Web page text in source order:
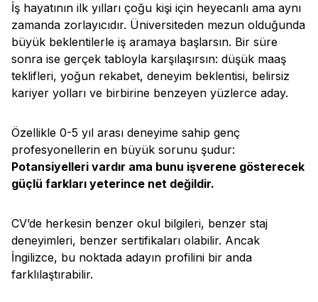
İş hayatının ilk yılları çoğu kişi için heyecanlı ama aynı
zamanda zorlayıcıdır. Üniversiteden mezun olduğunda
büyük beklentilerle iş aramaya başlarsın. Bir süre
sonra ise gerçek tabloyla karşılaşırsın: düşük maaş
teklifleri, yoğun rekabet, deneyim beklentisi, belirsiz
kariyer yolları ve birbirine benzeyen yüzlerce aday.
Özellikle 0-5 yıl arası deneyime sahip genç
profesyonellerin en büyük sorunu şudur:
Potansiyelleri vardır ama bunu işverene gösterecek
güçlü farkları yeterince net değildir.
CV’de herkesin benzer okul bilgileri, benzer staj
deneyimleri, benzer sertifikaları olabilir. Ancak
İngilizce, bu noktada adayın profilini bir anda
farklılaştırabilir.